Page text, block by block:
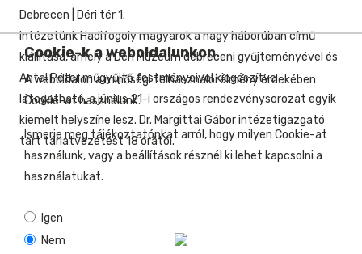
Debrecen
Déri tér 1.
Intézetünk Hadifogoly magyarok a nagy háborúban című
kiállítása, amely a Déri Múzeum debreceni gyűjteményével és
Antal Péter műgyűjtő festményeivel kiegészítve
látogatható, a június 21-i országos rendezvénysorozat egyik
kiemelt helyszíne lesz. Dr. Margittai Gábor intézetigazgató
tart tárlatvezetést 18 órától.
Cookie-k a weboldalunkon.
A weboldalon a minőségi felhasználói élmény érdekében
Cookie-at használunk.
Ismerje meg tájékoztatónkat arról, hogy milyen Cookie-at
használunk, vagy a beállítások résznél ki lehet kapcsolni a
használatukat.
Igen
Nem